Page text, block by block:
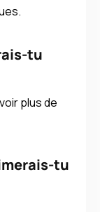
tu
plus de
tu